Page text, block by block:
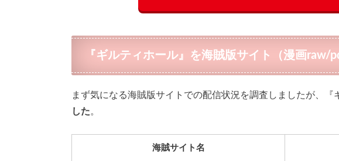
『ギルティホール』を海賊版サイト（漫画raw/
まず気になる海賊版サイトでの配信状況を調査しましたが、『
した。
海賊サイト名